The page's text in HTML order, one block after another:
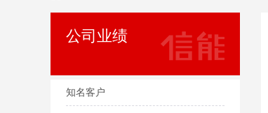
公司业绩
知名客户